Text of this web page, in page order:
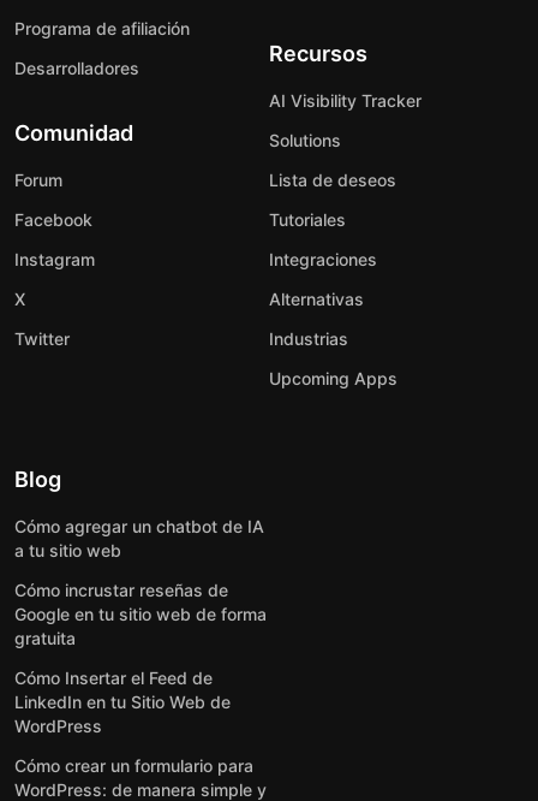
Programa de afiliación
Desarrolladores
Comunidad
Forum
Facebook
Instagram
X
Twitter
Recursos
AI Visibility Tracker
Solutions
Lista de deseos
Tutoriales
Integraciones
Alternativas
Industrias
Upcoming Apps
Blog
Cómo agregar un chatbot de IA
a tu sitio web
Cómo incrustar reseñas de
Google en tu sitio web de forma
gratuita
Cómo Insertar el Feed de
LinkedIn en tu Sitio Web de
WordPress
Cómo crear un formulario para
WordPress: de manera simple y